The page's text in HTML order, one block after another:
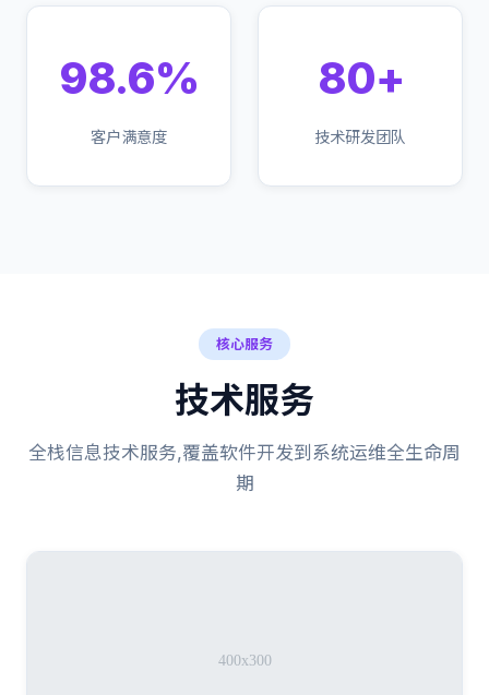
98.6%
客户满意度
80+
技术研发团队
核心服务
技术服务
全栈信息技术服务,覆盖软件开发到系统运维全生命周
期